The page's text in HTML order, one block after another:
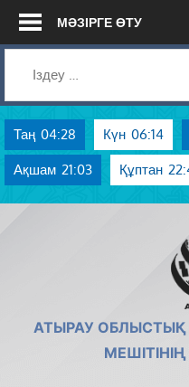
Skip
МӘЗІРГЕ ӨТУ
Таң 04:28 Күн 06:14
Ақшам 21:03 Құптан
АТЫРАУ